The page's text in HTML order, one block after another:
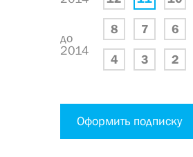
до
2014
8 7 6
4 3 2
Оформить подписку